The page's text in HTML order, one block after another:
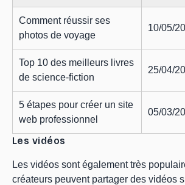
Comment réussir ses
photos de voyage
10/05/
Top 10 des meilleurs livres
de science-fiction
25/04/
5 étapes pour créer un site
web professionnel
05/03/
Les vidéos
Les vidéos sont également très
créateurs peuvent partager des vidéos